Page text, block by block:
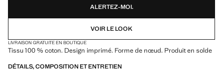
ALERTEZ-MOI.
VOIR LE LOOK
LIVRAISON GRATUITE EN BOUTIQUE
Tissu 100 % coton. Design imprimé. Forme de nœud. Produit en solde
DÉTAILS, COMPOSITION ET ENTRETIEN